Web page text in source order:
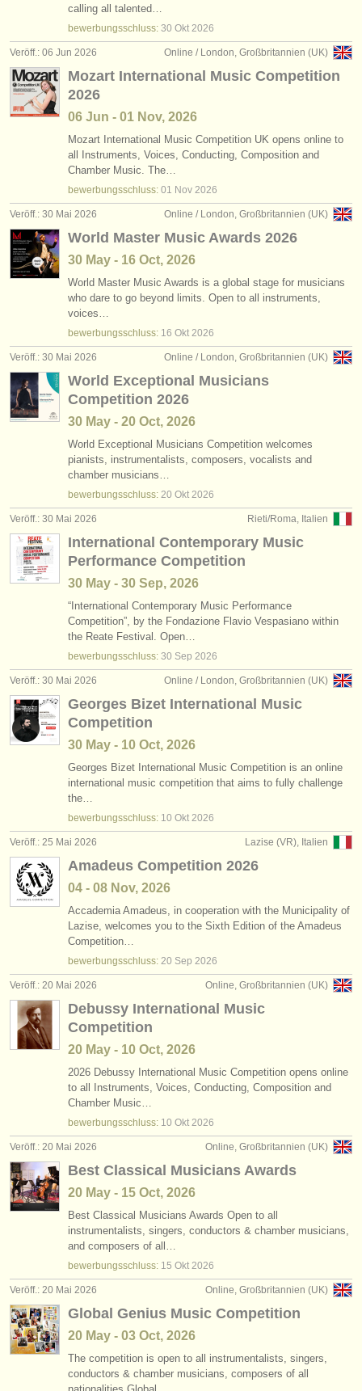
calling all talented…
bewerbungsschluss: 30 Okt 2026
Online / London, Großbritannien (UK)
Veröff.: 06 Jun 2026
Mozart International Music Competition
2026
06 Jun - 01 Nov, 2026
Mozart International Music Competition UK opens online to
all Instruments, Voices, Conducting, Composition and
Chamber Music. The…
bewerbungsschluss: 01 Nov 2026
Online / London, Großbritannien (UK)
Veröff.: 30 Mai 2026
World Master Music Awards 2026
30 May - 16 Oct, 2026
World Master Music Awards is a global stage for musicians
who dare to go beyond limits. Open to all instruments,
voices…
bewerbungsschluss: 16 Okt 2026
Online / London, Großbritannien (UK)
Veröff.: 30 Mai 2026
World Exceptional Musicians
Competition 2026
30 May - 20 Oct, 2026
World Exceptional Musicians Competition welcomes
pianists, instrumentalists, composers, vocalists and
chamber musicians…
bewerbungsschluss: 20 Okt 2026
Rieti/Roma, Italien
Veröff.: 30 Mai 2026
International Contemporary Music
Performance Competition
30 May - 30 Sep, 2026
“International Contemporary Music Performance
Competition”, by the Fondazione Flavio Vespasiano within
the Reate Festival. Open…
bewerbungsschluss: 30 Sep 2026
Online / London, Großbritannien (UK)
Veröff.: 30 Mai 2026
Georges Bizet International Music
Competition
30 May - 10 Oct, 2026
Georges Bizet International Music Competition is an online
international music competition that aims to fully challenge
the…
bewerbungsschluss: 10 Okt 2026
Lazise (VR), Italien
Veröff.: 25 Mai 2026
Amadeus Competition 2026
04 - 08 Nov, 2026
Accademia Amadeus, in cooperation with the Municipality of
Lazise, welcomes you to the Sixth Edition of the Amadeus
Competition…
bewerbungsschluss: 20 Sep 2026
Online, Großbritannien (UK)
Veröff.: 20 Mai 2026
Debussy International Music
Competition
20 May - 10 Oct, 2026
2026 Debussy International Music Competition opens online
to all Instruments, Voices, Conducting, Composition and
Chamber Music…
bewerbungsschluss: 10 Okt 2026
Online, Großbritannien (UK)
Veröff.: 20 Mai 2026
Best Classical Musicians Awards
20 May - 15 Oct, 2026
Best Classical Musicians Awards Open to all
instrumentalists, singers, conductors & chamber musicians,
and composers of all…
bewerbungsschluss: 15 Okt 2026
Online, Großbritannien (UK)
Veröff.: 20 Mai 2026
Global Genius Music Competition
20 May - 03 Oct, 2026
The competition is open to all instrumentalists, singers,
conductors & chamber musicians, composers of all